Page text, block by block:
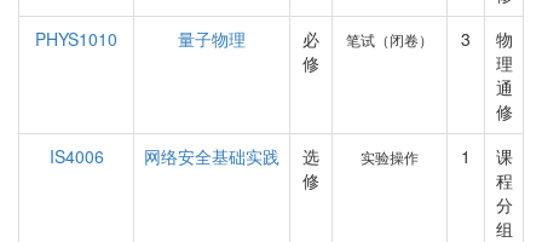
PHYS1010
量子物理
必
修
笔试（闭卷） 3
物
理
通
修
IS4006
网络安全基础实践
选
修
实验操作 1
课
程
分
组